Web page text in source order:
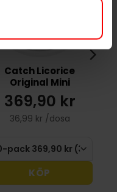
Catch Licorice
Original Mini
369,90 kr
36,99 kr /dosa
KÖP